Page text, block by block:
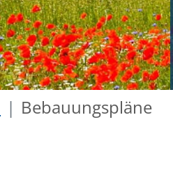
Bebauungspläne